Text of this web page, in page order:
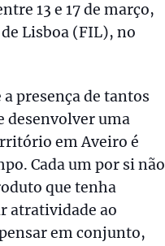
13 e 17 de março,
Lisboa (FIL), no
presença de tantos
desenvolver uma
em Aveiro é
Cada um por si não
que tenha
atratividade ao
em conjunto,